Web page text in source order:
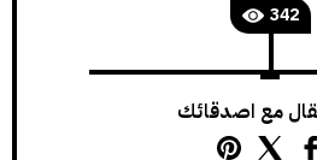
342
مع اصدقائك